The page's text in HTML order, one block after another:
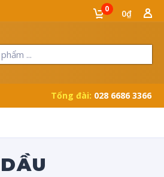
0 0₫
Tổng đài: 028 6686 3366